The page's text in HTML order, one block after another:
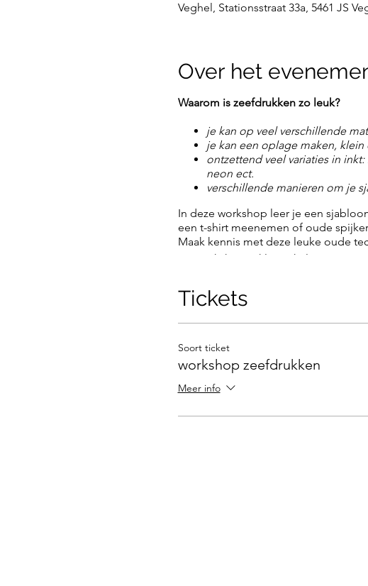
Veghel, Stationsstraat 33a, 5461 JS
Over het
Waarom is zeefdrukken zo leuk?
je kan op veel verschillende
je kan een oplage maken,
ontzettend veel variaties in
neon ect.
verschillende manieren om je
In deze workshop leer je een
een t-shirt meenemen of oude
Maak kennis met deze leuke oude
De workshop is kleinschalig max. 5
groetjes Francesca en Pascha
Tickets
Soort ticket
workshop zeefdrukken
Meer info